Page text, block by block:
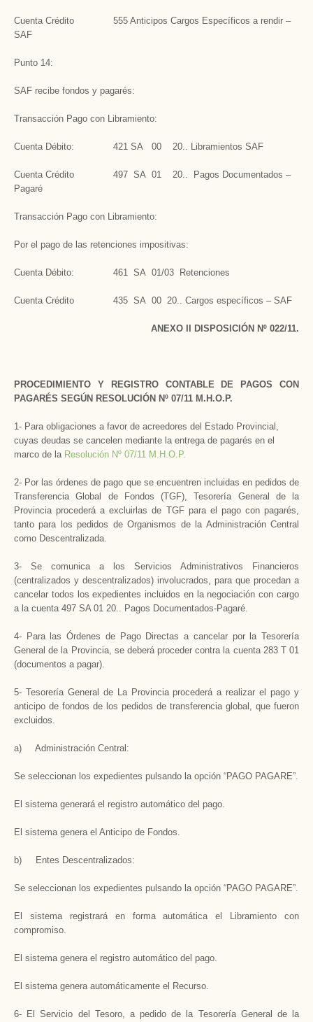
Cuenta Crédito 555 Anticipos Cargos Específicos a rendir –
SAF
Punto 14:
SAF recibe fondos y pagarés:
Transacción Pago con Libramiento:
Cuenta Débito: 421 SA 00 20.. Libramientos SAF
Cuenta Crédito 497 SA 01 20.. Pagos Documentados –
Pagaré
Transacción Pago con Libramiento:
Por el pago de las retenciones impositivas:
Cuenta Débito: 461 SA 01/03 Retenciones
Cuenta Crédito 435 SA 00 20.. Cargos específicos – SAF
ANEXO II DISPOSICIÓN Nº 022/11.
PROCEDIMIENTO Y REGISTRO CONTABLE DE PAGOS CON
PAGARÉS SEGÚN RESOLUCIÓN Nº 07/11 M.H.O.P.
1- Para obligaciones a favor de acreedores del Estado Provincial,
cuyas deudas se cancelen mediante la entrega de pagarés en el
marco de la Resolución Nº 07/11 M.H.O.P.
2- Por las órdenes de pago que se encuentren incluidas en pedidos de
Transferencia Global de Fondos (TGF), Tesorería General de la
Provincia procederá a excluirlas de TGF para el pago con pagarés,
tanto para los pedidos de Organismos de la Administración Central
como Descentralizada.
3- Se comunica a los Servicios Administrativos Financieros
(centralizados y descentralizados) involucrados, para que procedan a
cancelar todos los expedientes incluidos en la negociación con cargo
a la cuenta 497 SA 01 20.. Pagos Documentados-Pagaré.
4- Para las Órdenes de Pago Directas a cancelar por la Tesorería
General de la Provincia, se deberá proceder contra la cuenta 283 T 01
(documentos a pagar).
5- Tesorería General de La Provincia procederá a realizar el pago y
anticipo de fondos de los pedidos de transferencia global, que fueron
excluidos.
a) Administración Central:
Se seleccionan los expedientes pulsando la opción “PAGO PAGARE”.
El sistema generará el registro automático del pago.
El sistema genera el Anticipo de Fondos.
b) Entes Descentralizados:
Se seleccionan los expedientes pulsando la opción “PAGO PAGARE”.
El sistema registrará en forma automática el Libramiento con
compromiso.
El sistema genera el registro automático del pago.
El sistema genera automáticamente el Recurso.
6- El Servicio del Tesoro, a pedido de la Tesorería General de la